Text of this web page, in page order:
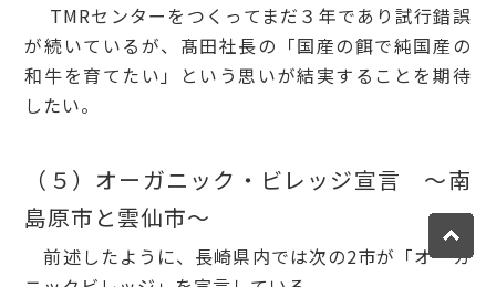
TMRセンターをつくってまだ３年であり試行錯誤
が続いているが、髙田社長の「国産の餌で純国産の
和牛を育てたい」という思いが結実することを期待
したい。
（５）オーガニック・ビレッジ宣言 ～南
島原市と雲仙市～
前述したように、長崎県内では次の2市が「オーガ